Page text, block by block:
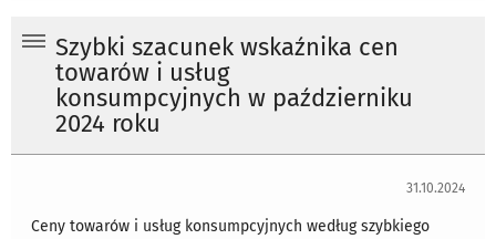
Szybki szacunek wskaźnika cen
towarów i usług
konsumpcyjnych w październiku
2024 roku
31.10.2024
Ceny towarów i usług konsumpcyjnych według szybkiego